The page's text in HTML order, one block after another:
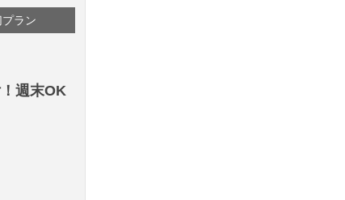
ラン
週末OK